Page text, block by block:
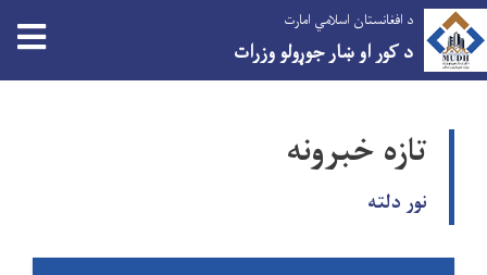
د افغانستان اسلامي امارت
د کور او ښار جوړولو وزرات
تازه خبرونه
نور دلته